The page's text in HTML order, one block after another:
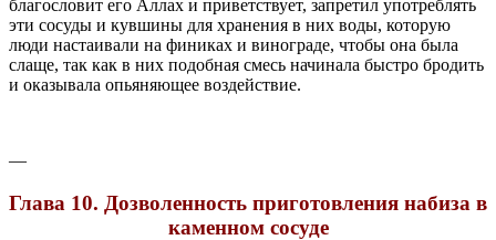
благословит его Аллах и приветствует, запретил употреблять
эти сосуды и кувшины для хранения в них воды, которую
люди настаивали на финиках и винограде, чтобы она была
слаще, так как в них подобная смесь начинала быстро бродить
и оказывала опьяняющее воздействие.
—
Глава 10. Дозволенность приготовления набиза в
каменном сосуде